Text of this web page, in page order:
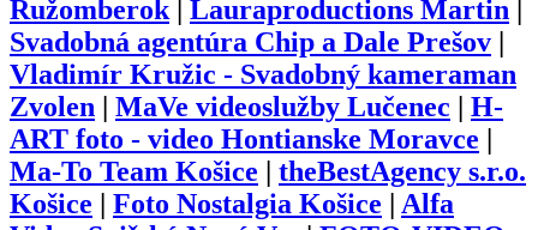
Ružomberok| Lauraproductions Martin
Svadobná agentúra Chip a Dale Prešov
Vladimír Kružic - Svadobný kameraman
Zvolen
MaVe videoslužby Lučenec
H-
ART foto - video Hontianske Moravce
Ma-To Team Košice
theBestAgency s.r.o.
Košice
Foto Nostalgia Košice
Alfa